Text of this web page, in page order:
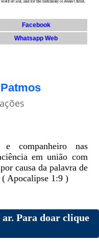
Facebook
Whatsapp Web
companheiro nas
em união com
causa da palavra de
( Apocalipse 1:9 )
Para doar clique